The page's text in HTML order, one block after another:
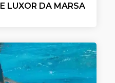
LUXOR DA MARSA